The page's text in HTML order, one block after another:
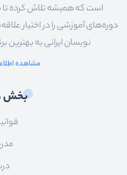
است که همیشه تلاش کرده تا
دوره‌های آموزشی را در اختیار
نویسان ایرانی به
مشاهده
بخش